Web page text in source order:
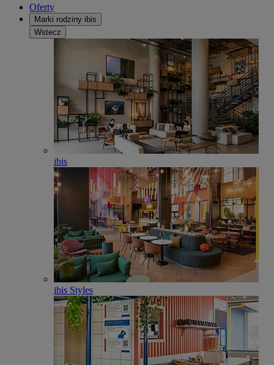
Oferty
Marki rodziny ibis
Wstecz
ibis
ibis Styles